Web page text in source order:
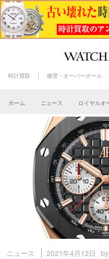
時計買取 修理・オーバーホール
ホーム ニュース ロイヤル
ニュース 2021年4月12日